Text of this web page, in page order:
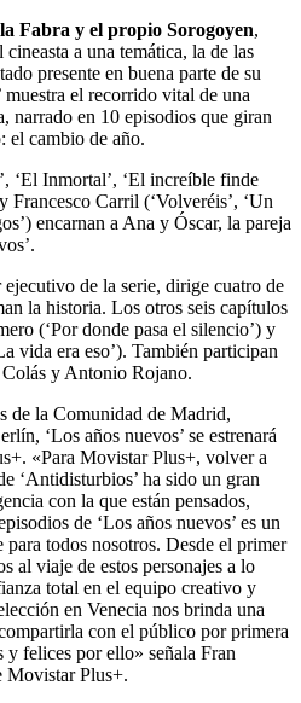
Fabra y el propio Sorogoyen,
a una temática, la de las
presente en buena parte de su
el recorrido vital de una
narrado en 10 episodios que giran
el cambio de año.
‘El Inmortal’, ‘El increíble finde
Francesco Carril (‘Volveréis’, ‘Un
encarnan a Ana y Óscar, la pareja
de la serie, dirige cuatro de
la historia. Los otros seis capítulos
(‘Por donde pasa el silencio’) y
vida era eso’). También participan
y Antonio Rojano.
de la Comunidad de Madrid,
‘Los años nuevos’ se estrenará
«Para Movistar Plus+, volver a
‘Antidisturbios’ ha sido un gran
con la que están pensados,
de ‘Los años nuevos’ es un
todos nosotros. Desde el primer
al viaje de estos personajes a lo
total en el equipo creativo y
en Venecia nos brinda una
con el público por primera
y felices por ello» señala Fran
Movistar Plus+.